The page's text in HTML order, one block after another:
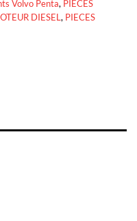
Volvo Penta, PIECES
DIESEL , PIECES